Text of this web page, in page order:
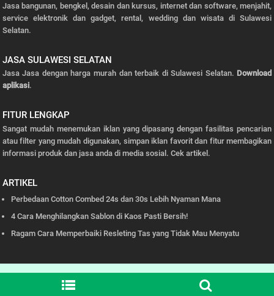
Jasa bangunan, bengkel, desain dan kursus, internet dan software, menjahit,
service elektronik dan gadget, rental, wedding dan wisata di Sulawesi
Selatan.
JASA SULAWESI SELATAN
Jasa Jasa dengan harga murah dan terbaik di Sulawesi Selatan. Download
aplikasi.
FITUR LENGKAP
Sangat mudah menemukan iklan yang dipasang dengan fasilitas pencarian
atau filter yang mudah digunakan, simpan iklan favorit dan fitur membagikan
informasi produk dan jasa anda di media sosial. Cek artikel.
ARTIKEL
Perbedaan Cotton Combed 24s dan 30s Lebih Nyaman Mana
4 Cara Menghilangkan Sablon di Kaos Pasti Bersih!
Ragam Cara Memperbaiki Resleting Tas yang Tidak Mau Menyatu